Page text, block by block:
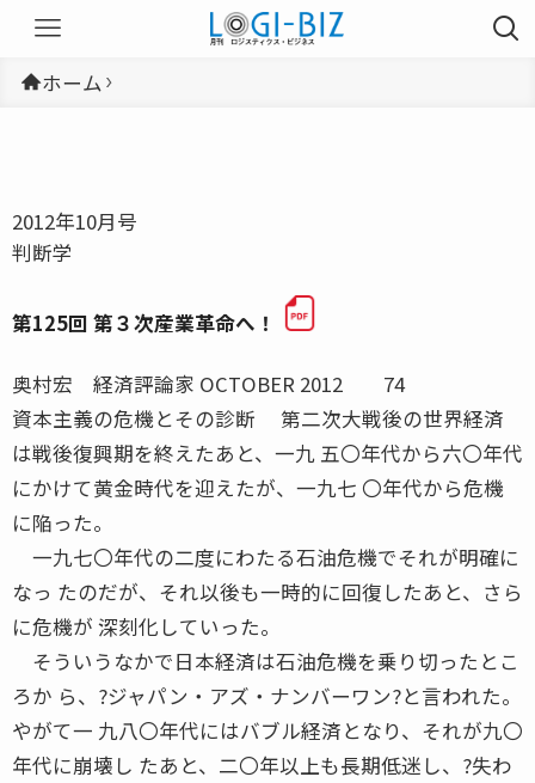
ホーム
2012年10月号
判断学
第125回 第３次産業革命へ！
奥村宏 経済評論家 OCTOBER 2012 74
資本主義の危機とその診断 第二次大戦後の世界経済
は戦後復興期を終えたあと、一九 五〇年代から六〇年代
にかけて黄金時代を迎えたが、一九七 〇年代から危機
に陥った。
一九七〇年代の二度にわたる石油危機でそれが明確に
なっ たのだが、それ以後も一時的に回復したあと、さら
に危機が 深刻化していった。
そういうなかで日本経済は石油危機を乗り切ったとこ
ろか ら、?ジャパン・アズ・ナンバーワン?と言われた。
やがて一 九八〇年代にはバブル経済となり、それが九〇
年代に崩壊し たあと、二〇年以上も長期低迷し、?失わ